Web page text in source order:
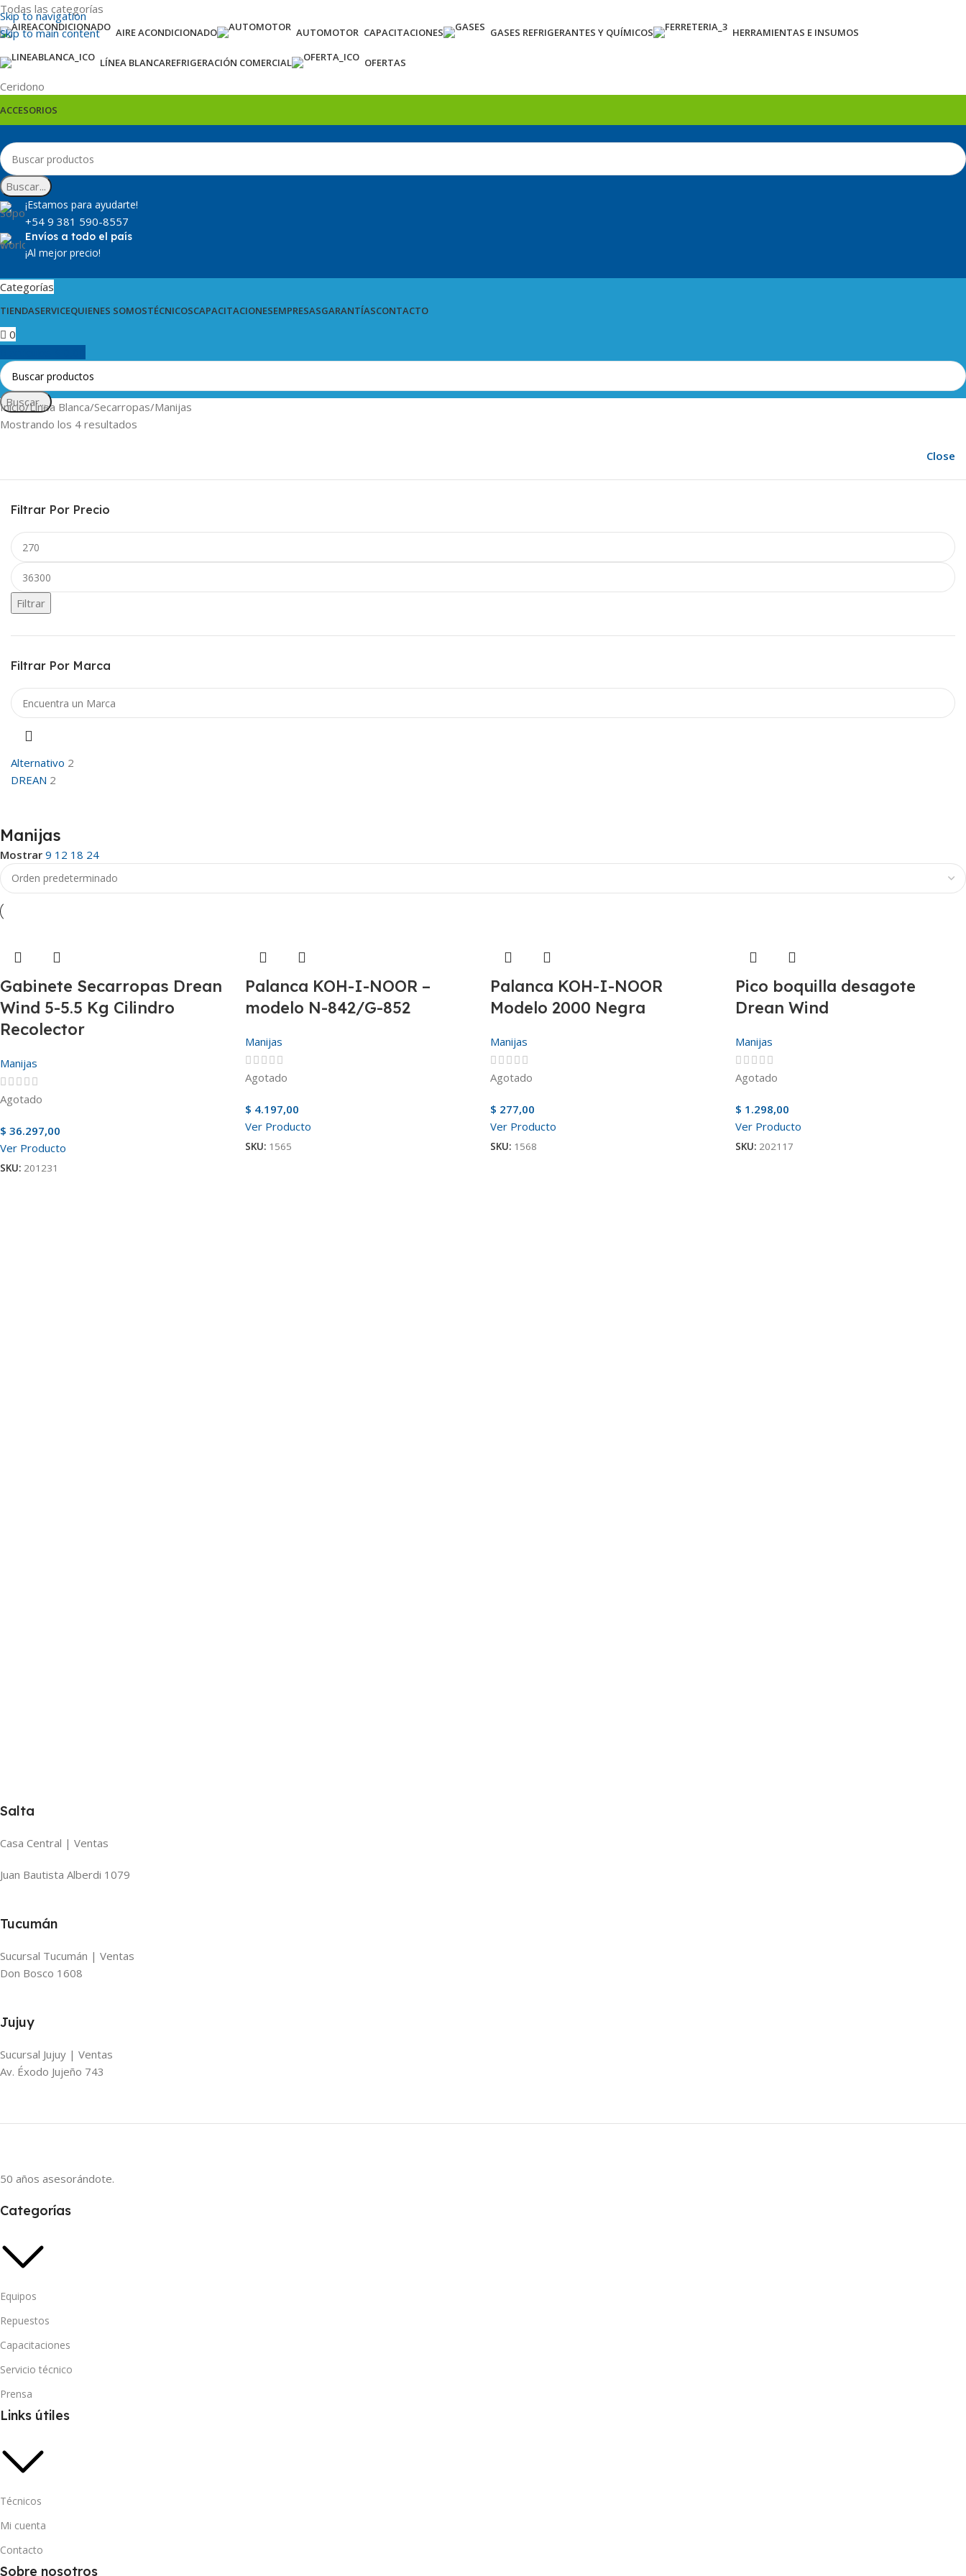
Skip to navigation
Skip to main content
Todas las categorías
AIRE ACONDICIONADO AUTOMOTOR CAPACITACIONES GASES REFRIGERANTES Y QUÍMICOS HERRAMIENTAS E INSUMOS
LÍNEA BLANCAREFRIGERACIÓN COMERCIAL OFERTAS
Ceridono
ACCESORIOS
Buscar...
¡Estamos para ayudarte!
+54 9 381 590-8557
Envíos a todo el país
¡Al mejor precio!
Categorías
TIENDASERVICEQUIENES SOMOSTÉCNICOSCAPACITACIONESEMPRESASGARANTÍASCONTACTO
0
Buscar...
Inicio Línea Blanca Secarropas Manijas
Mostrando los 4 resultados
Close
Filtrar Por Precio
Filtrar
Filtrar Por Marca
Alternativo 2
DREAN 2
Manijas
Mostrar 9 12 18 24
Gabinete Secarropas Drean
Wind 5-5.5 Kg Cilindro
Recolector
Manijas
Agotado
$ 36.297,00
Ver Producto
SKU: 201231
Palanca KOH-I-NOOR –
modelo N-842/G-852
Manijas
Agotado
$ 4.197,00
Ver Producto
SKU: 1565
Palanca KOH-I-NOOR
Modelo 2000 Negra
Manijas
Agotado
$ 277,00
Ver Producto
SKU: 1568
Pico boquilla desagote
Drean Wind
Manijas
Agotado
$ 1.298,00
Ver Producto
SKU: 202117
Salta
Casa Central | Ventas
Juan Bautista Alberdi 1079
Tucumán
Sucursal Tucumán | Ventas
Don Bosco 1608
Jujuy
Sucursal Jujuy | Ventas
Av. Éxodo Jujeño 743
50 años asesorándote.
Categorías
Equipos
Repuestos
Capacitaciones
Servicio técnico
Prensa
Links útiles
Técnicos
Mi cuenta
Contacto
Sobre nosotros